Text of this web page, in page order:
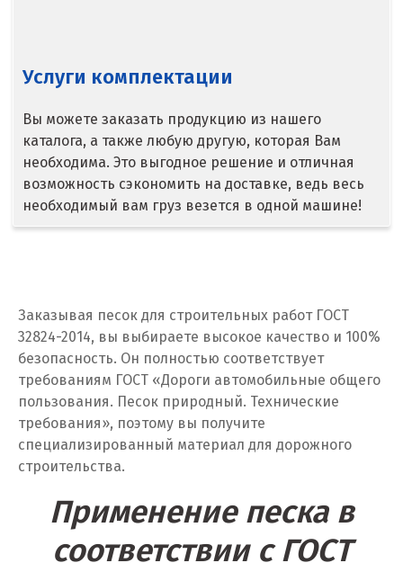
Д
Дегтярск
Дмитров
Дубна
Е
Егорьевск
Екатеринбург
Услуги комплектации
Вы можете заказать продукцию из нашего
каталога, а также любую другую, которая Вам
необходима. Это выгодное решение и отличная
возможность сэкономить на доставке, ведь весь
необходимый вам груз везется в одной машине!
Заказывая песок для строительных работ ГОСТ
32824-2014, вы выбираете высокое качество и 100%
безопасность. Он полностью соответствует
требованиям ГОСТ «Дороги автомобильные общего
пользования. Песок природный. Технические
требования», поэтому вы получите
специализированный материал для дорожного
строительства.
Применение песка в
соответствии с ГОСТ